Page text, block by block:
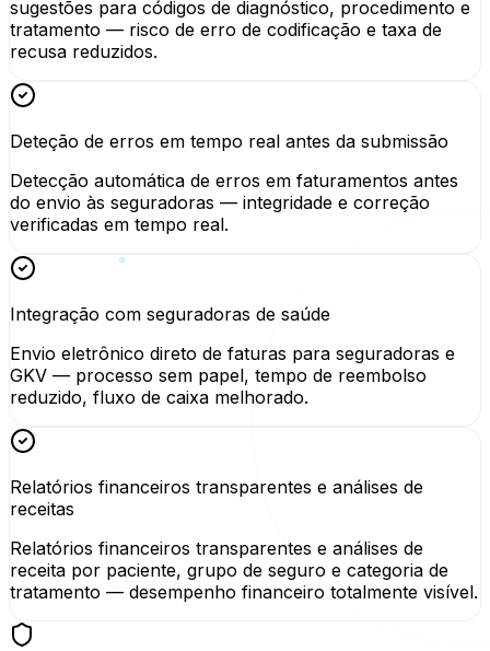
sugestões para códigos de diagnóstico, procedimento e
tratamento — risco de erro de codificação e taxa de
recusa reduzidos.
Deteção de erros em tempo real antes da submissão
Detecção automática de erros em faturamentos antes
do envio às seguradoras — integridade e correção
verificadas em tempo real.
Integração com seguradoras de saúde
Envio eletrônico direto de faturas para seguradoras e
GKV — processo sem papel, tempo de reembolso
reduzido, fluxo de caixa melhorado.
Relatórios financeiros transparentes e análises de
receitas
Relatórios financeiros transparentes e análises de
receita por paciente, grupo de seguro e categoria de
tratamento — desempenho financeiro totalmente visível.